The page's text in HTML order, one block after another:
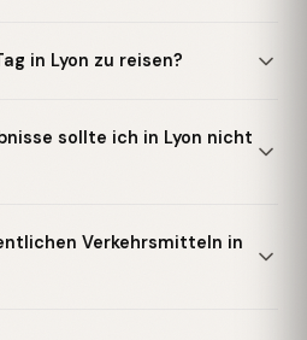
in Lyon zu reisen?
sollte ich in Lyon nicht
Verkehrsmitteln in